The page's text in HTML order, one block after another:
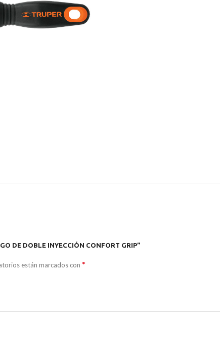
DE DOBLE INYECCIÓN CONFORT GRIP”
están marcados con *